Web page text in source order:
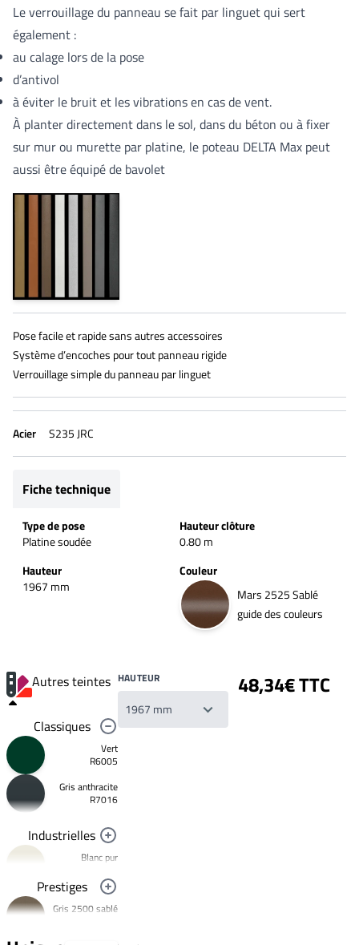
Le verrouillage du panneau se fait par linguet qui sert
également :
au calage lors de la pose
d’antivol
à éviter le bruit et les vibrations en cas de vent.
À planter directement dans le sol, dans du béton ou à fixer
sur mur ou murette par platine, le poteau DELTA Max peut
aussi être équipé de bavolet
Pose facile et rapide sans autres accessoires
Système d’encoches pour tout panneau rigide
Verrouillage simple du panneau par linguet
Acier S235 JRC
Fiche technique
Type de pose
Platine soudée
Hauteur clôture
0.80 m
Hauteur
1967 mm
Couleur
Mars 2525 Sablé
guide des couleurs
Autres teintes
Classiques
Vert
R6005
Gris anthracite
R7016
Industrielles
Blanc pur
Noir foncé
R9005
Prestiges
Gris 2500 sablé
HAUTEUR 48,34€ TTC
Votre
liste
souhaits
Un
produit
Créer
nouvelle